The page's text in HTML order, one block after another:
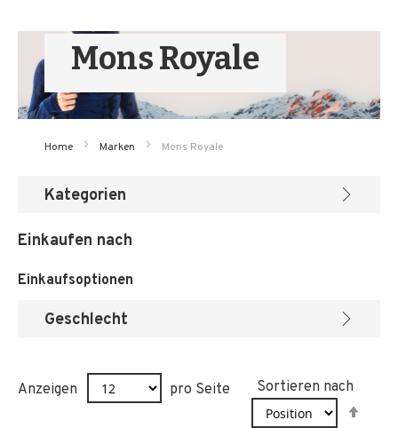
Mons Royale
Home Marken Mons Royale
Anzeigen pro Seite
Sortieren nach
Kategorien
Einkaufen nach
Einkaufsoptionen
Geschlecht